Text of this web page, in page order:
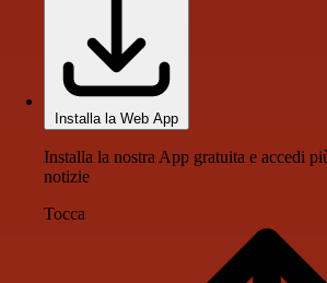
Installa la Web App
Installa la nostra App gratuita e accedi
notizie
Tocca